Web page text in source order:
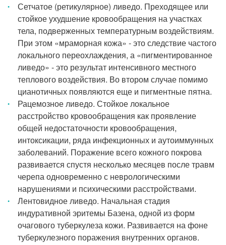
Сетчатое (ретикулярное) ливедо. Преходящее или
стойкое ухудшение кровообращения на участках
тела, подверженных температурным воздействиям.
При этом «мраморная кожа» - это следствие частого
локального переохлаждения, а «пигментированное
ливедо» - это результат интенсивного местного
теплового воздействия. Во втором случае помимо
цианотичных появляются еще и пигментные пятна.
Рацемозное ливедо. Стойкое локальное
расстройство кровообращения как проявление
общей недостаточности кровообращения,
интоксикации, ряда инфекционных и аутоиммунных
заболеваний. Поражение всего кожного покрова
развивается спустя несколько месяцев после травм
черепа одновременно с неврологическими
нарушениями и психическими расстройствами.
Лентовидное ливедо. Начальная стадия
индуративной эритемы Базена, одной из форм
очагового туберкулеза кожи. Развивается на фоне
туберкулезного поражения внутренних органов.